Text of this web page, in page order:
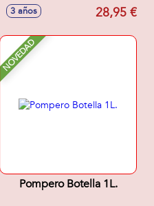
3 años 28,95 €
NOVEDAD
Pompero Botella 1L.